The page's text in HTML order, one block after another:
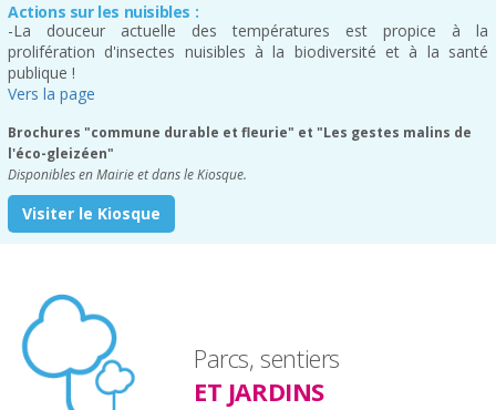
Actions sur les nuisibles :
-La douceur actuelle des températures est propice à la
prolifération d'insectes nuisibles à la biodiversité et à la santé
publique !
Vers la page
Brochures "commune durable et fleurie" et "Les gestes malins de
l'éco-gleizéen"
Disponibles en Mairie et dans le Kiosque.
Visiter le Kiosque
Parcs, sentiers
ET JARDINS